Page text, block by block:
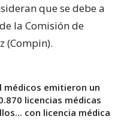
que se debe a
la Comisión de
(Compin).
médicos emitieron un
licencias médicas
con licencia médica